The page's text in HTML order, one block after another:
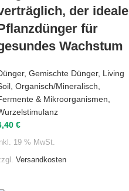
der ideale
für
Wachstum
, Gemischte Dünger, Living
Organisch/Mineralisch
& Mikroorganismen
€
19 % MwSt.
Versandkosten